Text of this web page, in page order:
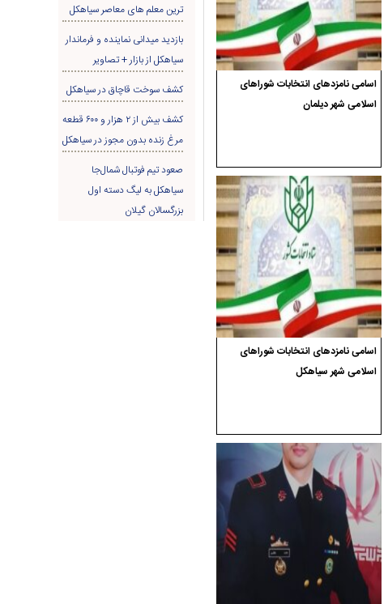
اسامی نامزدهای انتخابات شوراهای
اسلامی شهر دیلمان
اسامی نامزدهای انتخابات شوراهای
اسلامی شهر سیاهکل
ترین معلم های معاصر سیاهکل
بازدید میدانی نماینده و فرماندار
سیاهکل از بازار + تصاویر
کشف سوخت قاچاق در سياهکل
کشف بیش از ۲ هزار و ۶۰۰ قطعه
مرغ زنده بدون مجوز در سیاهکل
صعود تیم فوتبال شمال‌جا‌
سیاهکل به لیگ دسته اول
بزرگسالان گیلان